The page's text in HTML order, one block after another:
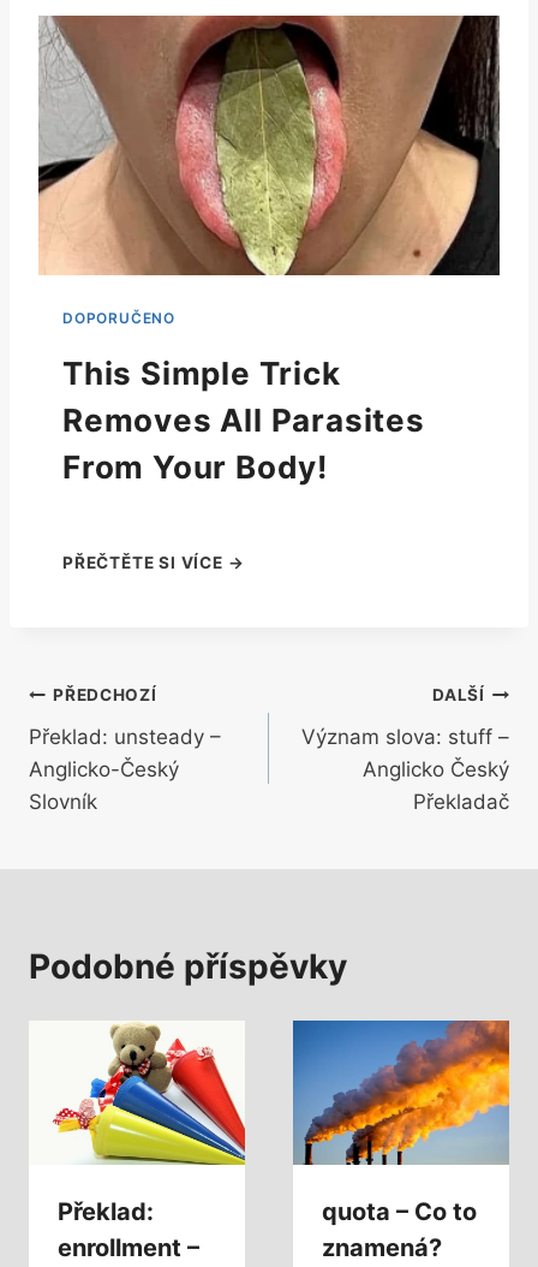
This Simple Trick
Removes All Parasites
From Your Body!
Navigace
pro
příspěvek
PŘEDCHOZÍ
Překlad: unsteady –
Anglicko-Český
Slovník
DALŠÍ
Význam slova: stuff –
Anglicko Český
Překladač
Podobné příspěvky
Překlad:
enrollment –
quota – Co to
znamená?